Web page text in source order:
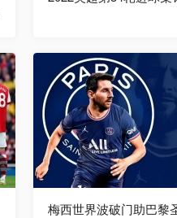
梅西世界波破门助巴黎